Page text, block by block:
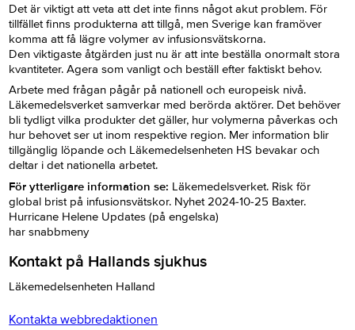
Det är viktigt att veta att det inte finns något akut problem. För
tillfället finns produkterna att tillgå, men Sverige kan framöver
komma att få lägre volymer av infusionsvätskorna.
Den viktigaste åtgärden just nu är att inte beställa onormalt stora
kvantiteter. Agera som vanligt och beställ efter faktiskt behov.
Arbete med frågan pågår på nationell och europeisk nivå.
Läkemedelsverket samverkar med berörda aktörer. Det behöver
bli tydligt vilka produkter det gäller, hur volymerna påverkas och
hur behovet ser ut inom respektive region. Mer information blir
tillgänglig löpande och Läkemedelsenheten HS bevakar och
deltar i det nationella arbetet.
För ytterligare information se: Läkemedelsverket. Risk för
global brist på infusionsvätskor. Nyhet 2024-10-25 Baxter.
Hurricane Helene Updates (på engelska)
har snabbmeny
Kontakt på Hallands sjukhus
Läkemedelsenheten Halland
Kontakta webbredaktionen